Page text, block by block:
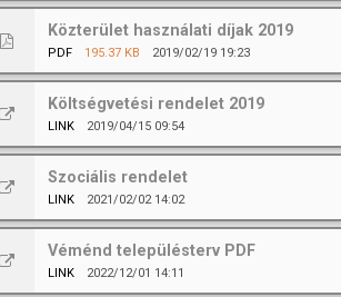
Közterület használati díjak 2019
PDF 195.37 KB 2019/02/19 19:23
Költségvetési rendelet 2019
LINK 2019/04/15 09:54
Szociális rendelet
LINK 2021/02/02 14:02
Véménd településterv PDF
LINK 2022/12/01 14:11